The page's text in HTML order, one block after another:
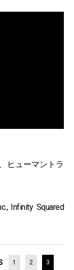
ヒューマントラ
Infinity Squared
1 2 3